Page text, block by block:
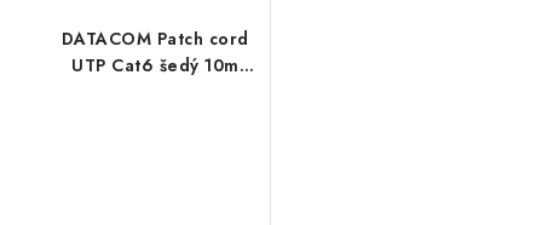
DATACOM Patch cord
UTP Cat6 šedý 10m